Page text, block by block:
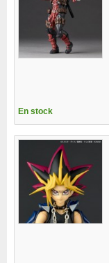
En stock